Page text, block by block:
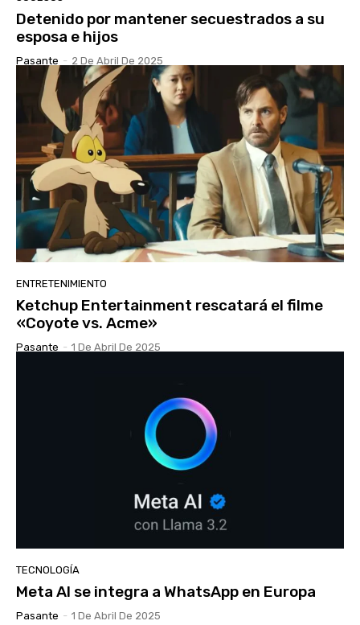
Detenido por mantener secuestrados a su
esposa e hijos
Pasante - 2 De Abril De 2025
ENTRETENIMIENTO
Ketchup Entertainment rescatará el filme
«Coyote vs. Acme»
Pasante - 1 De Abril De 2025
TECNOLOGÍA
Meta AI se integra a WhatsApp en Europa
Pasante - 1 De Abril De 2025